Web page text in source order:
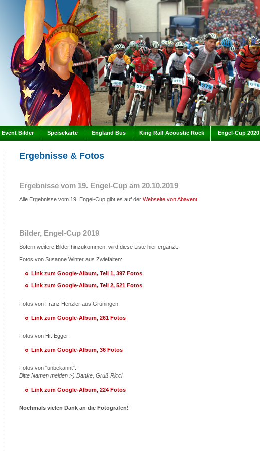
Event Bilder Speisekarte England Bus King Ralf Acoustic Rock Engel-Cup 2020
Ergebnisse & Fotos
Ergebnisse vom 19. Engel-Cup am 20.10.2019
Alle Ergebnisse vom 19. Engel-Cup gibt es auf der Webseite von Abavent
Bilder, Engel-Cup 2019
Sofern weitere Bilder hinzukommen, wird diese Liste hier ergänzt.
Fotos von Susanne Winter aus Zwiefalten:
Link zum Google-Album, Teil 1, 397 Fotos
Link zum Google-Album, Teil 2, 521 Fotos
Fotos von Franz Henzler aus Grüningen:
Link zum Google-Album, 261 Fotos
Fotos von Hr. Egger:
Link zum Google-Album, 36 Fotos
Fotos von "unbekannt":
Bitte Namen melden :-) Danke, Gruß Ricci
Link zum Google-Album, 224 Fotos
Nochmals vielen Dank an die Fotografen!